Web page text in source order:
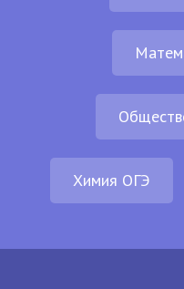
Химия ОГЭ